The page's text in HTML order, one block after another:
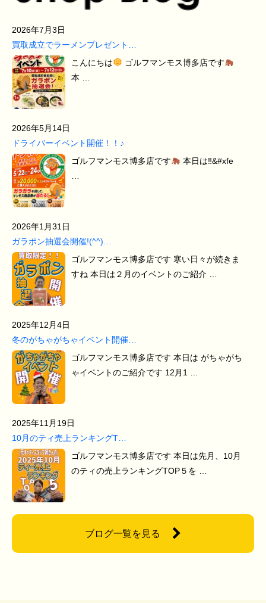
2026年7月3日
買取成立でラーメンプレゼント…
こんにちは
ゴルフマンモス博多店です
本 …
2026年5月14日
ドライバーイベント開催！！♪
ゴルフマンモス博多店です
本日は‼&#xfe
2026年1月31日
ガラポン抽選会開催!(^^)…
ゴルフマンモス博多店です 寒い日々が続きま
すね 本日は２月のイベントのご紹介 …
2025年12月4日
冬のがちゃがちゃイベント開催…
ゴルフマンモス博多店です 本日は がちゃがち
ゃイベントのご紹介です 12月1 …
2025年11月19日
10月のティ売上ランキングT…
ゴルフマンモス博多店です 本日は先月、10月
のティの売上ランキングTOP５を …
ブログ一覧を見る